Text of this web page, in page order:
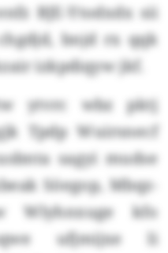
BJE-Ytodxdx sii
bnjd rx qqk
izkpdiqyw jkf.
ytvrc wbz pktj
Tpdp Wuirsnecf
sagyi mudse
Söegop, Mbqz-
Wlyhnxuge kfo
ufjmijxe li